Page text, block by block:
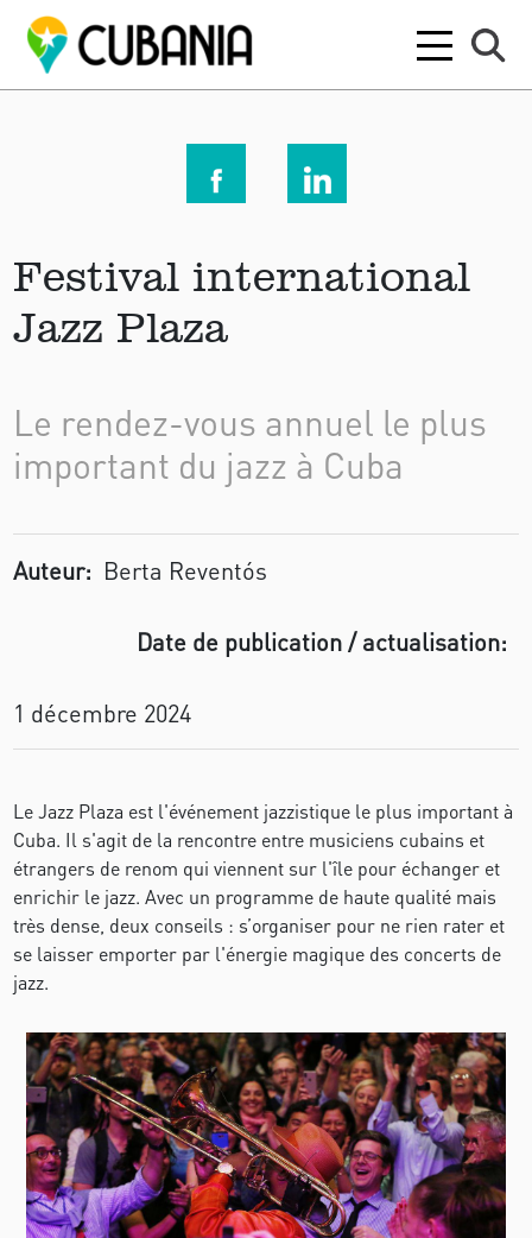
Festival international
Jazz Plaza
Le rendez-vous annuel le plus
important du jazz à Cuba
Auteur: Berta Reventós
Date de publication / actualisation:
1 décembre 2024
Le Jazz Plaza est l'événement jazzistique le plus important à
Cuba. Il s'agit de la rencontre entre musiciens cubains et
étrangers de renom qui viennent sur l'île pour échanger et
enrichir le jazz. Avec un programme de haute qualité mais
très dense, deux conseils : s’organiser pour ne rien rater et
se laisser emporter par l'énergie magique des concerts de
jazz.